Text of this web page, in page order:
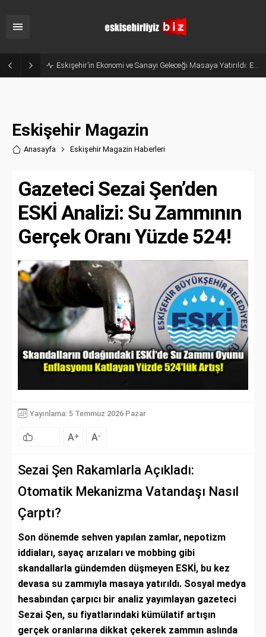
Eskişehir’in Ekonomi ve Sanayi Geleceği Masaya Yatırıldı: ESMİAD ile MHP Buluştu
Eskişehir Magazin
Anasayfa Eskişehir Magazin Haberleri
Gazeteci Sezai Şen’den
ESKİ Analizi: Su Zammının
Gerçek Oranı Yüzde 524!
Yayınlama: 5 Temmuz 2026 Pazar
A+ A-
Sezai Şen Rakamlarla Açıkladı:
Otomatik Mekanizma Vatandaşı Nasıl
Çarptı?
Son dönemde sehven yapılan zamlar, nepotizm
iddiaları, sayaç arızaları ve mobbing gibi
skandallarla gündemden düşmeyen ESKİ, bu kez
devasa su zammıyla masaya yatırıldı. Sosyal medya
hesabından çarpıcı bir analiz yayımlayan gazeteci
Sezai Şen, su fiyatlarındaki kümülatif artışın
gerçek oranlarına dikkat çekerek zammın aslında